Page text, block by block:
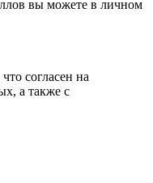
вы можете в личном
согласен на
а также с